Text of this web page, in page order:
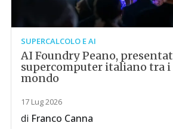
SUPERCALCOLO E AI
AI Foundry Peano,
supercomputer italiano tra
mondo
17 Lug 2026
di Franco Canna